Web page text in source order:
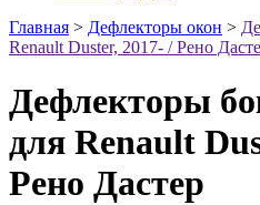
Главная > Дефлекторы окон >
Renault Duster, 2017- / Рено
Дефлекторы
для Renault
Рено Дастер